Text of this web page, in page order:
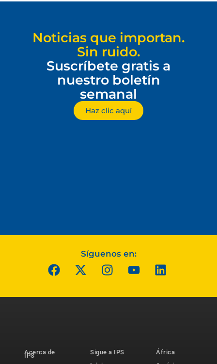
Noticias que importan.
Sin ruido.
Suscríbete gratis a
nuestro boletín
semanal
Haz clic aquí
Síguenos en:
Acerca de
IPS
Sigue a IPS
África